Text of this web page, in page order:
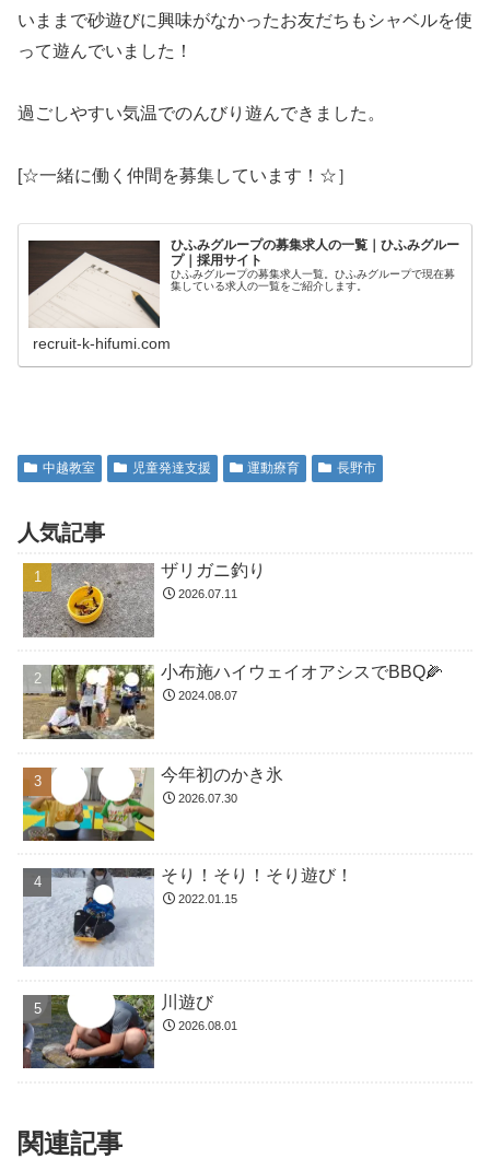
いままで砂遊びに興味がなかったお友だちもシャベルを使
って遊んでいました！
過ごしやすい気温でのんびり遊んできました。
[☆一緒に働く仲間を募集しています！☆］
ひふみグループの募集求人の一覧｜ひふみグルー
プ｜採用サイト
ひふみグループの募集求人一覧。ひふみグループで現在募
集している求人の一覧をご紹介します。
recruit-k-hifumi.com
中越教室 児童発達支援 運動療育 長野市
人気記事
ザリガニ釣り
2026.07.11
小布施ハイウェイオアシスでBBQ🌽
2024.08.07
今年初のかき氷
2026.07.30
そり！そり！そり遊び！
2022.01.15
川遊び
2026.08.01
関連記事